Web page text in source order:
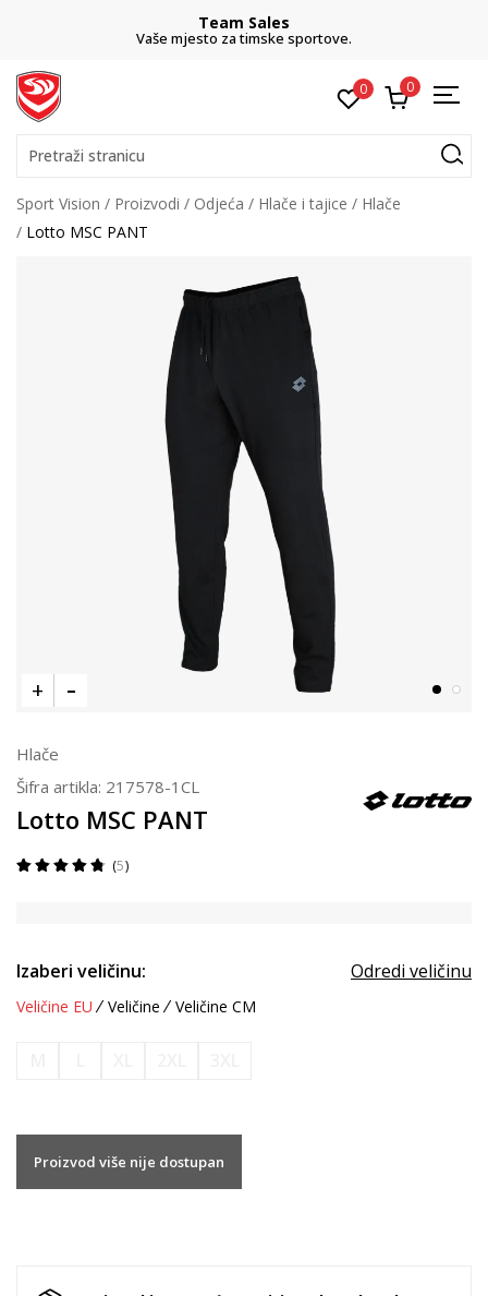
Team Sales
Vaše mjesto za timske sportove.
0 0
Pretraži stranicu
Sport Vision Proizvodi Odjeća Hlače i tajice
Hlače
Lotto MSC PANT
Hlače
Šifra artikla: 217578-1CL
Lotto MSC PANT
5
Izaberi veličinu: Odredi veličinu
Veličine EU Veličine Veličine CM
Proizvod više nije dostupan